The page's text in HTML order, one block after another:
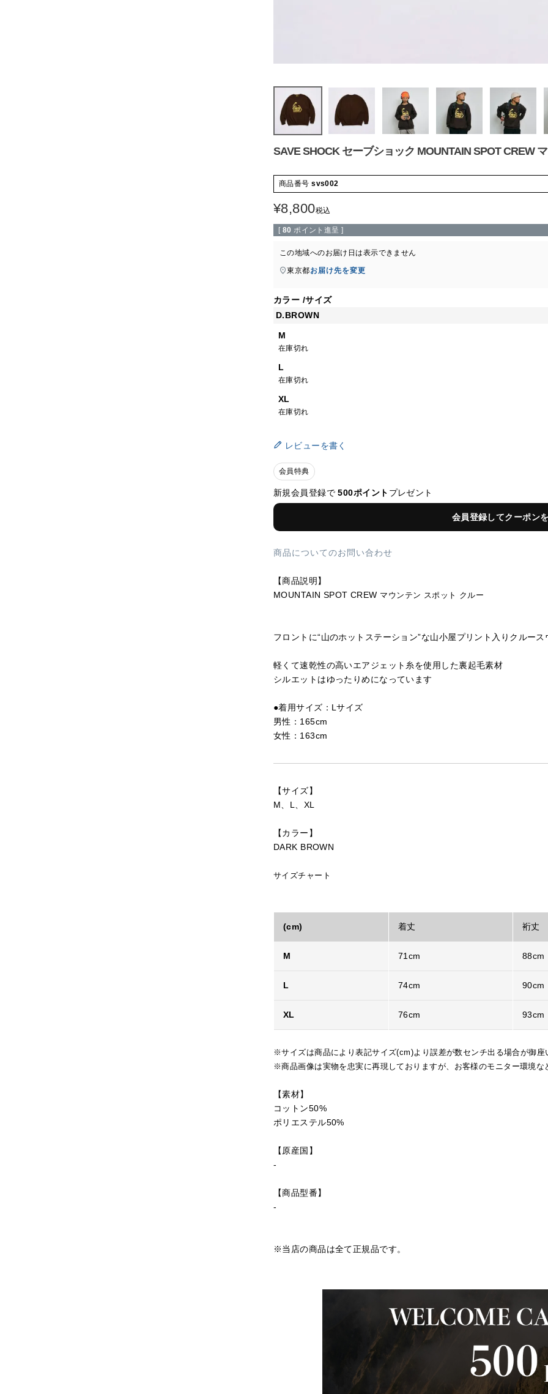
SAVE SHOCK セーブショック MOUNTAIN SPOT CREW
商品番号 svs002
¥8,800税込
[ 80 ポイント進呈 ]
この地域へのお届け日は表示できません
東京都お届け先を変更
カラー サイズ
D.BROWN
M
在庫切れ
L
在庫切れ
XL
在庫切れ
レビューを書く
会員特典
新規会員登録で500ポイント プレゼント
会員登録してクーポン
商品についてのお問い合わせ
【商品説明】
MOUNTAIN SPOT CREW マウンテン スポット クルー
フロントに“山のホットステーション”な山小屋プリント入りクルース
軽くて速乾性の高いエアジェット糸を使用した裏起毛素材
シルエットはゆったりめになっています
●着用サイズ：Lサイズ
男性：165cm
女性：163cm
【サイズ】
M、L、XL
【カラー】
DARK BROWN
サイズチャート
(cm) 着丈 裄丈
M 71cm 88cm
L 74cm 90cm
XL 76cm 93cm
※サイズは商品により表記サイズ(cm)より誤差が数センチ出る場合が御座
※商品画像は実物を忠実に再現しておりますが、お客様のモニター環境
【素材】
コットン50%
ポリエステル50%
【原産国】
-
【商品型番】
-
※当店の商品は全て正規品です。